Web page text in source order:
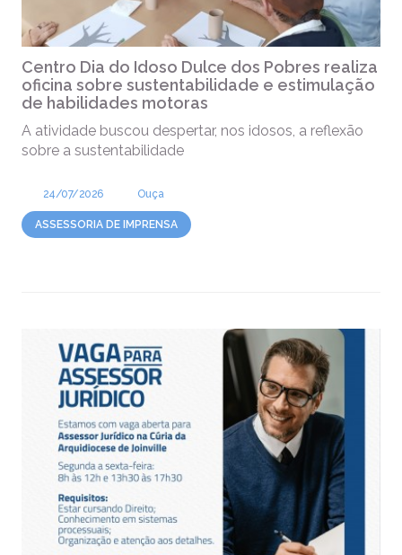
Centro Dia do Idoso Dulce dos Pobres realiza
oficina sobre sustentabilidade e estimulação
de habilidades motoras
A atividade buscou despertar, nos idosos, a reflexão
sobre a sustentabilidade
24/07/2026 Ouça
ASSESSORIA DE IMPRENSA